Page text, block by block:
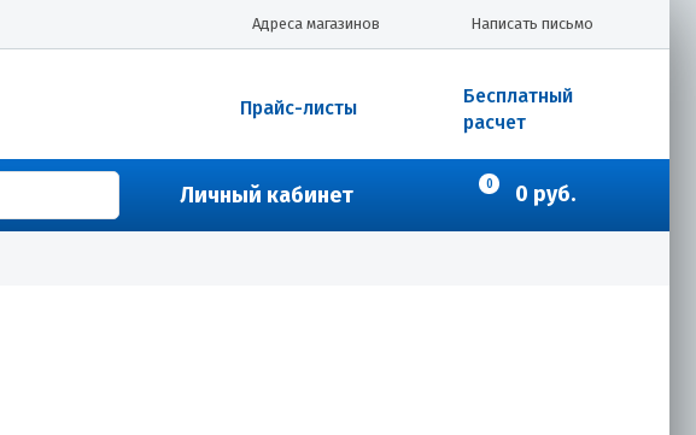
Написать письмо
Адреса магазинов
Бесплатный
расчет
Прайс-листы
Личный кабинет 0 0 руб.